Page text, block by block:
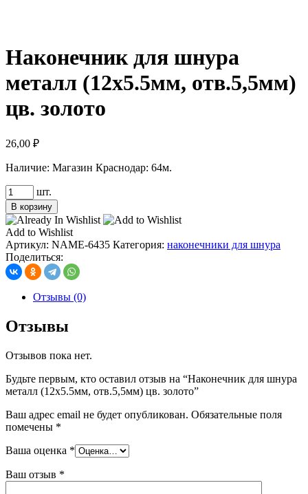
Наконечник для шнура
металл (12х5.5мм, отв.5,5мм)
цв. золото
26,00 ₽
Наличие: Магазин Краснодар: 64м.
Количество
товара
Наконечник
для
шнура
металл
(12х5.5мм,
отв.5,5мм)
золото
шт.
В корзину
Add to Wishlist
Артикул: NAME-6435 Категория: наконечники для шнура
Поделиться:
Отзывы (0)
Отзывы
Отзывов пока нет.
Будьте первым, кто оставил отзыв на “Наконечник для шнура
металл (12х5.5мм, отв.5,5мм) цв. золото”
Ваш адрес email не будет опубликован. Обязательные поля
помечены *
Ваша оценка *
Ваш отзыв *